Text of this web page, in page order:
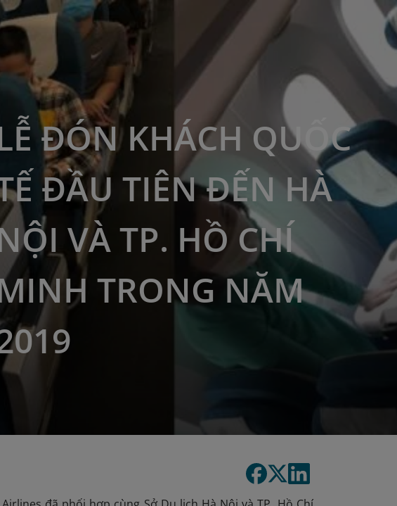
ĐÓN KHÁCH QUỐC
ĐẦU TIÊN ĐẾN HÀ
VÀ TP. HỒ CHÍ
TRONG NĂM